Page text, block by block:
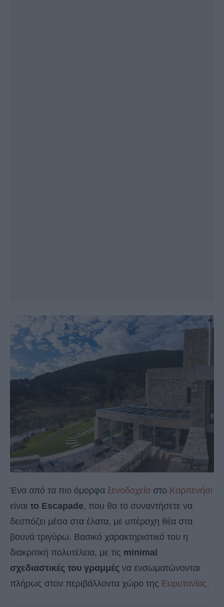
Ένα από τα πιο όμορφα ξενοδοχεία στο Καρπενήσι
είναι το Escapade, που θα το συναντήσετε να
δεσπόζει μέσα στα έλατα, με υπέροχη θέα στα
βουνά τριγύρω. Βασικό χαρακτηριστικό του η
διακριτική πολυτέλεια, με τις minimal
σχεδιαστικές του γραμμές να ενσωματώνονται
πλήρως στον περιβάλλοντα χώρο της Ευρυτανίας.